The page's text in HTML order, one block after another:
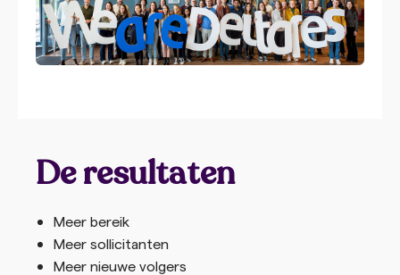
De resultaten
Meer bereik
Meer sollicitanten
Meer nieuwe volgers